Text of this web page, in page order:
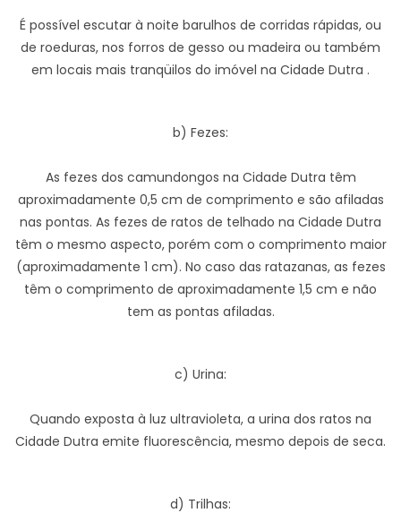
É possível escutar à noite barulhos de corridas rápidas, ou
de roeduras, nos forros de gesso ou madeira ou também
em locais mais tranqüilos do imóvel na Cidade Dutra .
b) Fezes:
As fezes dos camundongos na Cidade Dutra têm
aproximadamente 0,5 cm de comprimento e são afiladas
nas pontas. As fezes de ratos de telhado na Cidade Dutra
têm o mesmo aspecto, porém com o comprimento maior
(aproximadamente 1 cm). No caso das ratazanas, as fezes
têm o comprimento de aproximadamente 1,5 cm e não
tem as pontas afiladas.
c) Urina:
Quando exposta à luz ultravioleta, a urina dos ratos na
Cidade Dutra emite fluorescência, mesmo depois de seca.
d) Trilhas: